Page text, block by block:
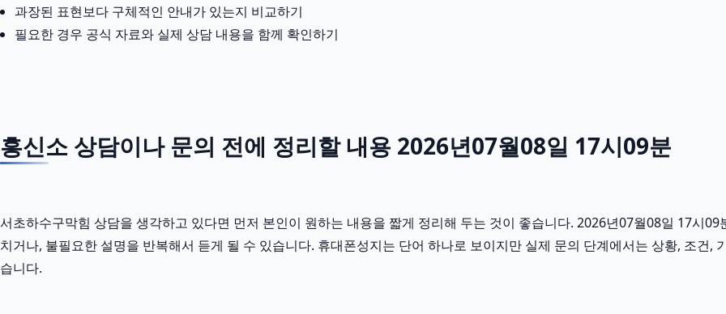
과장된 표현보다 구체적인 안내가 있는지 비교하기
필요한 경우 공식 자료와 실제 상담 내용을 함께 확인하기
흥신소 상담이나 문의 전에 정리할 내용 2026년07월08일 17시09분
서초하수구막힘 상담을 생각하고 있다면 먼저 본인이 원하는 내용을 짧게 정리해 두는 것이 좋습니다. 2026년07월08일 17시
치거나, 불필요한 설명을 반복해서 듣게 될 수 있습니다. 휴대폰성지는 단어 하나로 보이지만 실제 문의 단계에서는 상황, 조건,
습니다.